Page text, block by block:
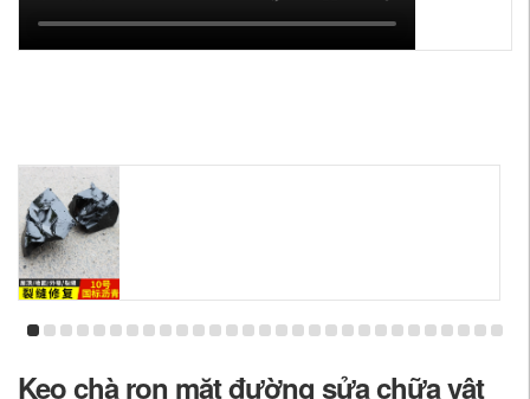
Keo chà ron mặt đường sửa chữa vật